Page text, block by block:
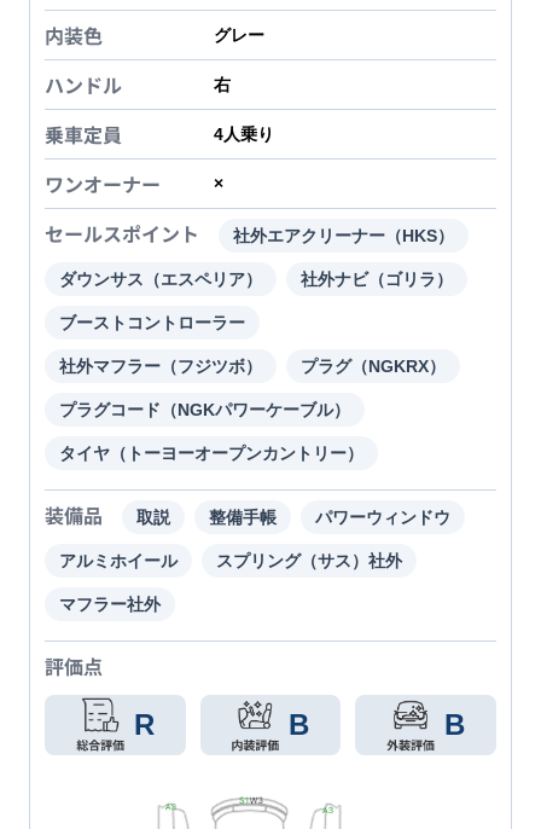
内装色 グレー
ハンドル 右
乗車定員 4人乗り
ワンオーナー ×
セールスポイント 社外エアクリーナー（HKS）
ダウンサス（エスペリア） 社外ナビ（ゴリラ）
ブーストコントローラー
社外マフラー（フジツボ） プラグ（NGKRX）
プラグコード（NGKパワーケーブル）
タイヤ（トーヨーオープンカントリー）
装備品 取説 整備手帳 パワーウィンドウ
アルミホイール スプリング（サス）社外
マフラー社外
評価点
R B B